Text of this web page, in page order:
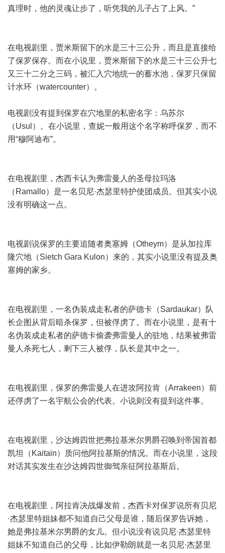
真理时，他的灵魂让步了，听凭我的儿子占了上风。”
在电视剧里，贾米斯留下的水是三十三公升，而且是直接给
了保罗保存。而在小说里，贾米斯留下的水是三十三公升七
又三十二分之三码，被汇入穴地统一的蓄水池，保罗只保留
计水环（watercounter）。
电视剧没有提到保罗在穴地里的私密名字：乌苏尔
（Usul）。在小说里，查妮一般用这个名字称呼保罗，而不
用“穆阿迪布”。
在电视剧里，杰西卡认为弗雷曼人的圣母拉玛洛
（Ramallo）是一名贝尼·杰瑟里特护使团成员。但其实小说
没有明确这一点。
电视剧说保罗的主要追随者奥塞姆（Otheym）是从加拉库
隆穴地（Sietch Gara Kulon）来的，其实小说里没有提及奥
塞姆的家乡。
在电视剧里，一名伪装成走私者的萨德卡（Sardaukar）队
长企图从背后暗杀保罗，但被俘虏了。而在小说里，是有十
名伪装成走私者的萨德卡偷袭弗雷曼人的驻地，结果被弗雷
曼人杀死七人，剩下三人被俘，队长是其中之一。
在电视剧里，保罗的弗雷曼人在进攻阿拉肯（Arrakeen）前
还俘虏了一名宇航公会的代表。小说则没有提到这件事。
在电视剧里，沙达姆四世把弗拉基米尔男爵召唤到帝国首都
凯坦（Kaitain）质问他阿拉基斯的情况。而在小说里，这段
对话其实发生在沙达姆四世御驾亲征阿拉基斯后。
在电视剧里，阿拉肯决战爆发前，杰西卡对保罗说所有贝尼
·杰瑟里特姐妹都不知道自己父母是谁，随后保罗告诉她，
她是弗拉基米尔男爵的女儿。但小说没有说贝尼·杰瑟里特
姐妹不知道自己的父母，比如伊勒朗就是一名贝尼·杰瑟里